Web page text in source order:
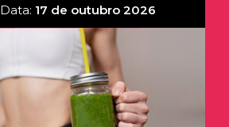
17 de outubro 2026